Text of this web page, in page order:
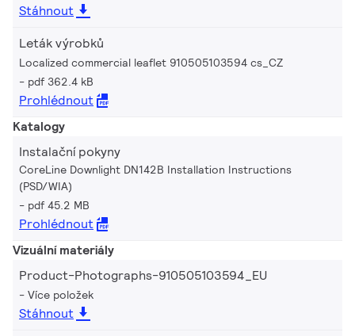
Stáhnout
Leták výrobků
Localized commercial leaflet 910505103594 cs_CZ
pdf 362.4 kB
Prohlédnout
Katalogy
Instalační pokyny
CoreLine Downlight DN142B Installation Instructions
(PSD/WIA)
pdf 45.2 MB
Prohlédnout
Vizuální materiály
Product-Photographs-910505103594_EU
Více položek
Stáhnout